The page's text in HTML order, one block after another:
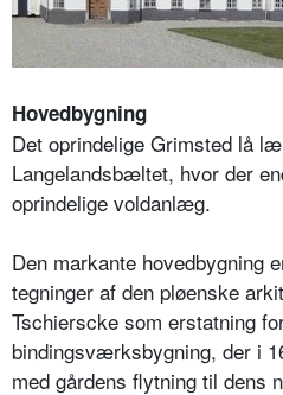
Hovedbygning
Det oprindelige Grimsted lå
Langelandsbæltet, hvor der
oprindelige voldanlæg.
Den markante hovedbygning
tegninger af den pløenske
Tschierscke som erstatning
bindingsværksbygning, der i
med gårdens flytning til dens